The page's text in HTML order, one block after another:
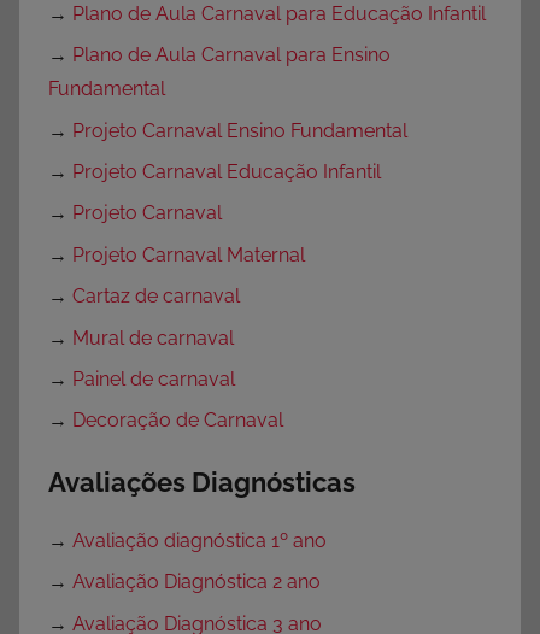
→ Plano de Aula Carnaval para Educação Infantil
→ Plano de Aula Carnaval para Ensino
Fundamental
→ Projeto Carnaval Ensino Fundamental
→ Projeto Carnaval Educação Infantil
→ Projeto Carnaval
→ Projeto Carnaval Maternal
→ Cartaz de carnaval
→ Mural de carnaval
→ Painel de carnaval
→ Decoração de Carnaval
Avaliações Diagnósticas
→ Avaliação diagnóstica 1º ano
→ Avaliação Diagnóstica 2 ano
→ Avaliação Diagnóstica 3 ano